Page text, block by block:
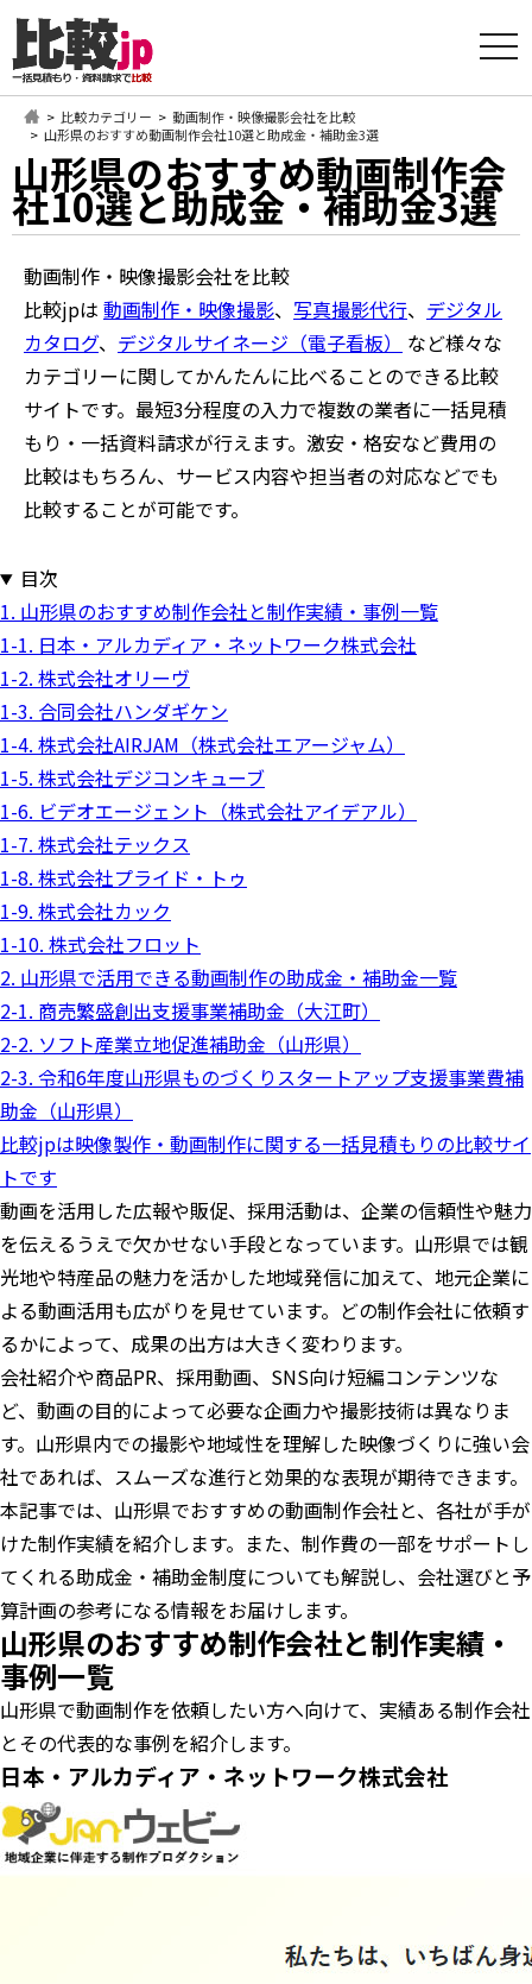
t
o
g
a
v
a
n
比較カテゴリー
動画制作・映像撮影会社を比較
山形県のおすすめ動画制作会社10選と助成金・補助金3選
山形県のおすすめ動画制作会
社10選と助成金・補助金3選
動画制作・映像撮影会社を比較
比較jpは 動画制作・映像撮影、 写真撮影代行、 デジタル
カタログ、 デジタルサイネージ（電子看板）
など様々な
カテゴリーに関してかんたんに比べることのできる比較
サイトです。最短3分程度の入力で複数の業者に一括見積
もり・一括資料請求が行えます。激安・格安など費用の
比較はもちろん、サービス内容や担当者の対応などでも
比較することが可能です。
目次
1. 山形県のおすすめ制作会社と制作実績・事例一覧
1-1. 日本・アルカディア・ネットワーク株式会社
1-2. 株式会社オリーヴ
1-3. 合同会社ハンダギケン
1-4. 株式会社AIRJAM（株式会社エアージャム）
1-5. 株式会社デジコンキューブ
1-6. ビデオエージェント（株式会社アイデアル）
1-7. 株式会社テックス
1-8. 株式会社プライド・トゥ
1-9. 株式会社カック
1-10. 株式会社フロット
2. 山形県で活用できる動画制作の助成金・補助金一覧
2-1. 商売繁盛創出支援事業補助金（大江町）
2-2. ソフト産業立地促進補助金（山形県）
2-3. 令和6年度山形県ものづくりスタートアップ支援事業費補
助金（山形県）
比較jpは映像製作・動画制作に関する一括見積もりの比較サイ
トです
動画を活用した広報や販促、採用活動は、企業の信頼性や魅力
を伝えるうえで欠かせない手段となっています。山形県では観
光地や特産品の魅力を活かした地域発信に加えて、地元企業に
よる動画活用も広がりを見せています。どの制作会社に依頼す
るかによって、成果の出方は大きく変わります。
会社紹介や商品PR、採用動画、SNS向け短編コンテンツな
ど、動画の目的によって必要な企画力や撮影技術は異なりま
す。山形県内での撮影や地域性を理解した映像づくりに強い会
社であれば、スムーズな進行と効果的な表現が期待できます。
本記事では、山形県でおすすめの動画制作会社と、各社が手が
けた制作実績を紹介します。また、制作費の一部をサポートし
てくれる助成金・補助金制度についても解説し、会社選びと予
算計画の参考になる情報をお届けします。
山形県のおすすめ制作会社と制作実績・
事例一覧
山形県で動画制作を依頼したい方へ向けて、実績ある制作会社
とその代表的な事例を紹介します。
日本・アルカディア・ネットワーク株式会社